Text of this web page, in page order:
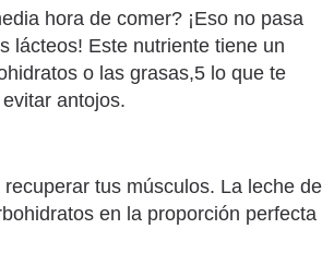
hora de comer? ¡Eso no pasa
lácteos! Este nutriente tiene un
o las grasas,5 lo que te
antojos.
tus músculos. La leche de
en la proporción perfecta